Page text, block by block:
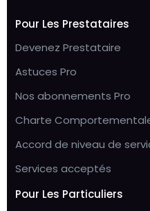
Pour Les Prestataires
Devenez Prestataire
Astuces Pro
Nos abonnements Pro
Charte
Accord de niveau de
Services acceptés
Pour Les Particuliers